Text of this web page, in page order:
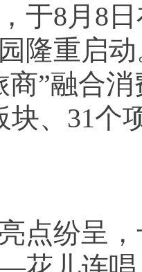
于8月8
隆重启
商”融合
块、31个
纷呈，